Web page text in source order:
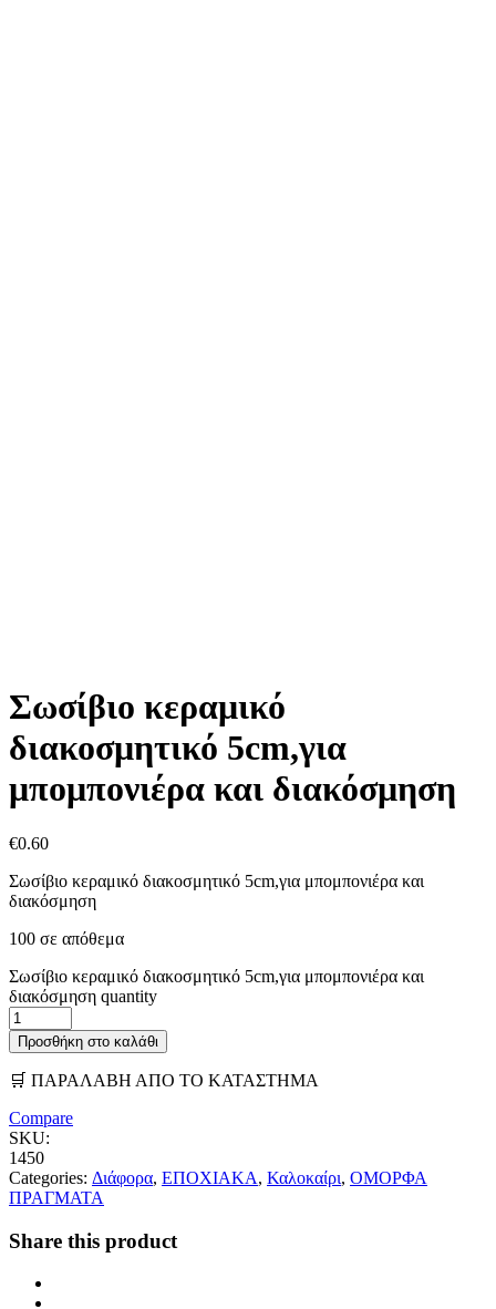
Σωσίβιο κεραμικό
διακοσμητικό 5cm,για
μπομπονιέρα και διακόσμηση
€0.60
Σωσίβιο κεραμικό διακοσμητικό 5cm,για μπομπονιέρα και
διακόσμηση
100 σε απόθεμα
Σωσίβιο κεραμικό διακοσμητικό 5cm,για μπομπονιέρα και
διακόσμηση quantity
Προσθήκη στο καλάθι
🛒 ΠΑΡΑΛΑΒΗ ΑΠΟ ΤΟ ΚΑΤΑΣΤΗΜΑ
Compare
SKU:
1450
Categories: Διάφορα, ΕΠΟΧΙΑΚΑ, Καλοκαίρι, ΟΜΟΡΦΑ
ΠΡΑΓΜΑΤΑ
Share this product